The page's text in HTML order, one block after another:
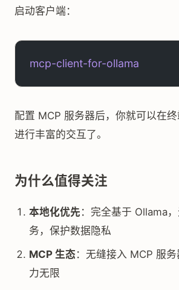
启动客户端：
mcp-client-for-ollama
配置 MCP 服务器后，你就可以在
进行丰富的交互了。
为什么值得关注
本地化优先 ：完全基于 Ollama
务，保护数据隐私
MCP 生态：无缝接入 MCP 服
力无限